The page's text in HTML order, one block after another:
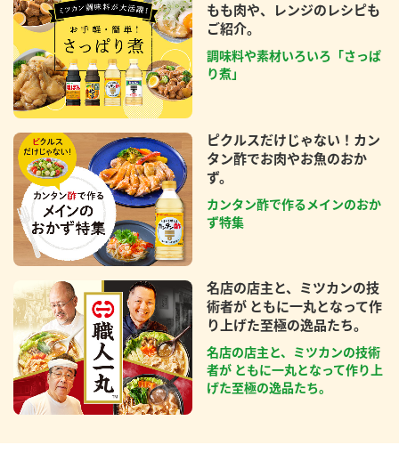
もも肉や、レンジのレシピも
ご紹介。
調味料や素材いろいろ「さっぱ
り煮」
ピクルスだけじゃない！カン
タン酢でお肉やお魚のおか
ず。
カンタン酢で作るメインのおか
ず特集
名店の店主と、ミツカンの技
術者が ともに一丸となって作
り上げた至極の逸品たち。
名店の店主と、ミツカンの技術
者が ともに一丸となって作り上
げた至極の逸品たち。